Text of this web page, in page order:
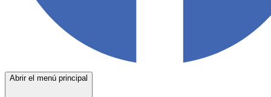
Abrir el menú principal